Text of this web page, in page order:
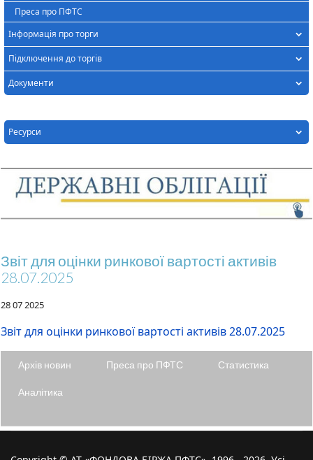
Преса про ПФТС
Інформація про торги
Підключення до торгів
Документи
Ресурси
Звіт для оцінки ринкової вартості активів
28.07.2025
28 07 2025
Звіт для оцінки ринкової вартості активів 28.07.2025
Архів новин Преса про ПФТС Статистика
Аналітика